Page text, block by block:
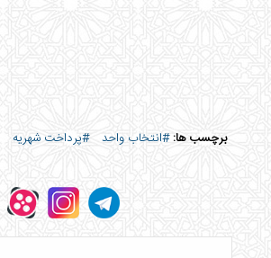
برچسب ها:#انتخاب واحد #پرداخت شهریه